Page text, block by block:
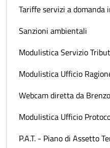
Tariffe servizi a domanda
Sanzioni ambientali
Modulistica Servizio
Modulistica Ufficio
Webcam diretta da
Modulistica Ufficio
P.A.T. - Piano di Assetto